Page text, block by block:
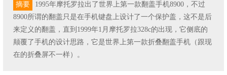
摘要
1995年摩托罗拉出了世界上第一款翻盖手机8900，不过
8900所谓的翻盖只是在手机键盘上设计了一个保护盖，这不是后
来定义的翻盖，直到1999年1月摩托罗拉328c的出现，它侧底的
颠覆了手机的设计思路，它是世界上第一款折叠翻盖手机（跟现
在的折叠屏不一样）。